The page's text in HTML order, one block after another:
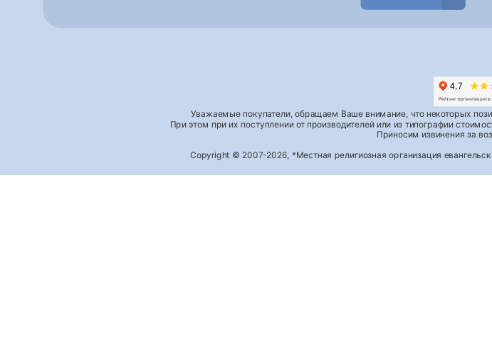
Уважаемые покупатели, обращаем Ваше внимание, что некоторых
При этом при их поступлении от производителей или из типографии
Приносим извинения за
Copyright © 2007-2026, *Местная религиозная организация